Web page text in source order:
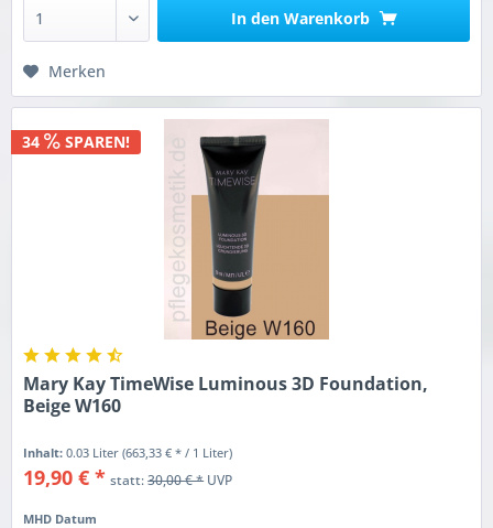
In den Warenkorb
Merken
34 SPAREN!
Mary Kay TimeWise Luminous 3D Foundation,
Beige W160
Inhalt:0.03 Liter(663,33 € * / 1 Liter)
19,90 € * statt:30,00 € *UVP
MHD Datum